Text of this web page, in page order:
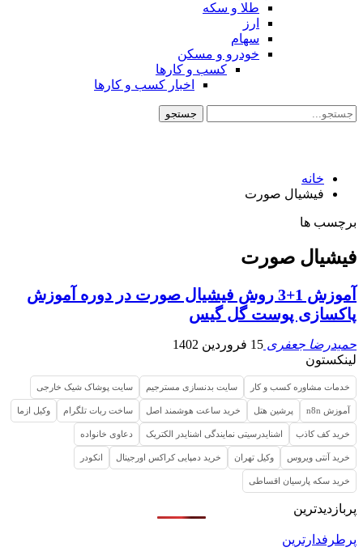
طلا و سکه
ارز
سهام
خودرو و مسکن
کسب و کارها
اخبار کسب و کارها
خانه
فیشیال صورت
برچسب ها
فیشیال صورت
آموزش 1+3 روش فیشیال صورت در دوره آموزش
پاکسازی پوست گل گیس
حمیدرضا جعفری 15 فروردین 1402
لینکستون
خدمات مشاوره کسب و کار سایت بدنسازی مسترجیم سایت پوشاک شیک خارجی
آموزش n8n پرشین هتل خرید ساعت هوشمند اصل ساخت ربات تلگرام وکیل ازما
خرید کف کاذب اشنایدرسیتی نمایندگی اشنایدر الکتریک دعاوی خانواده
خرید آنتی ویروس وکیل تهران خرید دمپایی کراکس اورجینال انکودر
خرید سکه پارسیان اقساطی
پربازدیدترین
پرطرفدارترین